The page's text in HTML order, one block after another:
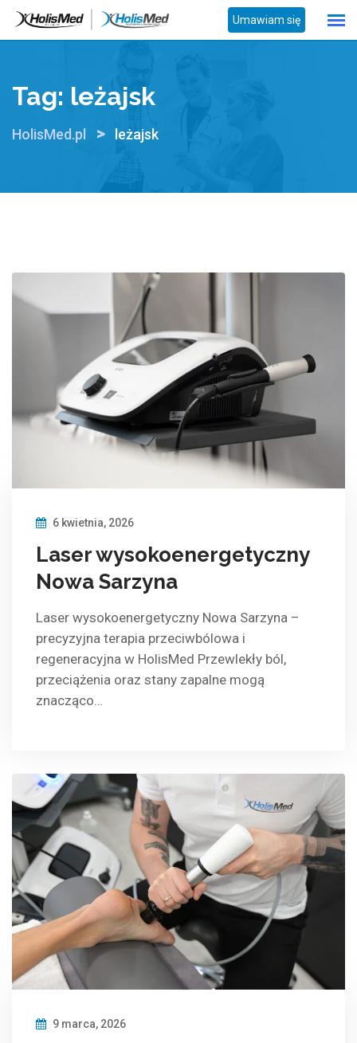
Skip
Umawiam się
Tag: leżajsk
HolisMed.pl > leżajsk
6 kwietnia, 2026
Laser wysokoenergetyczny
Nowa Sarzyna
Laser wysokoenergetyczny Nowa Sarzyna –
precyzyjna terapia przeciwbólowa i
regeneracyjna w HolisMed Przewlekły ból,
przeciążenia oraz stany zapalne mogą
znacząco…
9 marca, 2026